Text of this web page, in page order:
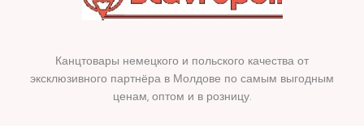
Канцтовары немецкого и польского качества от
эксклюзивного партнёра в Молдове по самым выгодным
ценам, оптом и в розницу.